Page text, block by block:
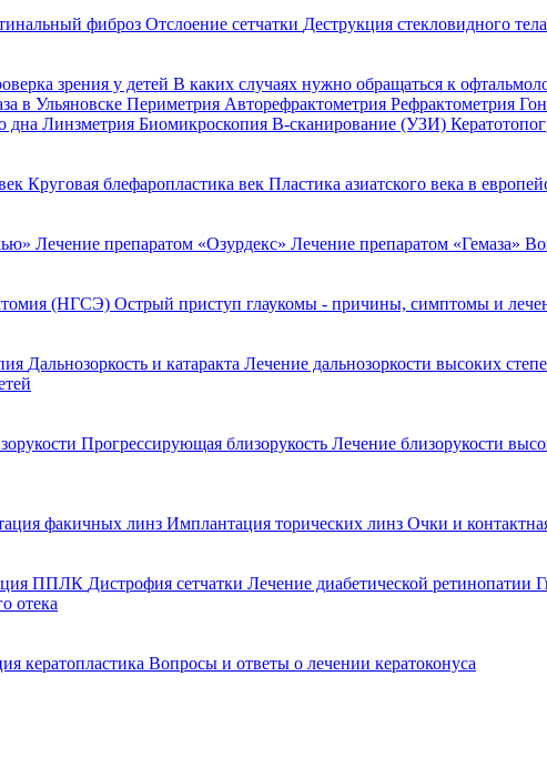
фиброз Отслоение сетчатки Деструкция стекловидного тела
зрения у детей В каких случаях нужно обращаться к
в Ульяновске Периметрия Авторефрактометрия Рефрактометрия
дна Линзметрия Биомикроскопия В-сканирование (УЗИ)
Круговая блефаропластика век Пластика азиатского века в
Лечение препаратом «Озурдекс» Лечение препаратом «Гемаза»
(НГСЭ) Острый приступ глаукомы - причины, симптомы и
Дальнозоркость и катаракта Лечение дальнозоркости высоких
Прогрессирующая близорукость Лечение близорукости
факичных линз Имплантация торических линз Очки и
ППЛК Дистрофия сетчатки Лечение диабетической ретинопатии
отека
кератопластика Вопросы и ответы о лечении кератоконуса